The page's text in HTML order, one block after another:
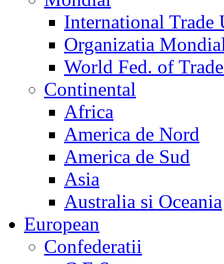
International Trade
Organizatia
World Fed. of
Continental
Africa
America de Nord
America de Sud
Asia
Australia si Oceania
European
Confederatii